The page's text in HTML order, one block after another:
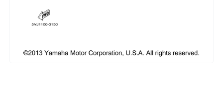
Хранение и перевозка